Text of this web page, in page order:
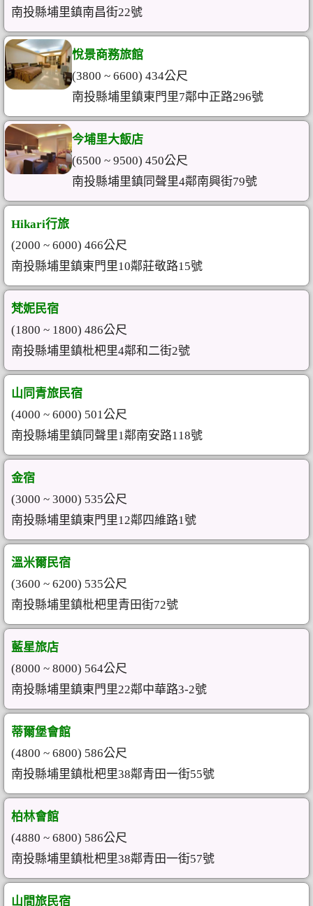
南投縣埔里鎮南昌街22號
悅景商務旅館
(3800 ~ 6600) 434公尺
南投縣埔里鎮東門里7鄰中正路296號
今埔里大飯店
(6500 ~ 9500) 450公尺
南投縣埔里鎮同聲里4鄰南興街79號
Hikari行旅
(2000 ~ 6000) 466公尺
南投縣埔里鎮東門里10鄰莊敬路15號
梵妮民宿
(1800 ~ 1800) 486公尺
南投縣埔里鎮枇杷里4鄰和二街2號
山同青旅民宿
(4000 ~ 6000) 501公尺
南投縣埔里鎮同聲里1鄰南安路118號
金宿
(3000 ~ 3000) 535公尺
南投縣埔里鎮東門里12鄰四維路1號
溫米爾民宿
(3600 ~ 6200) 535公尺
南投縣埔里鎮枇杷里青田街72號
藍星旅店
(8000 ~ 8000) 564公尺
南投縣埔里鎮東門里22鄰中華路3-2號
蒂爾堡會館
(4800 ~ 6800) 586公尺
南投縣埔里鎮枇杷里38鄰青田一街55號
柏林會館
(4880 ~ 6800) 586公尺
南投縣埔里鎮枇杷里38鄰青田一街57號
山間旅民宿